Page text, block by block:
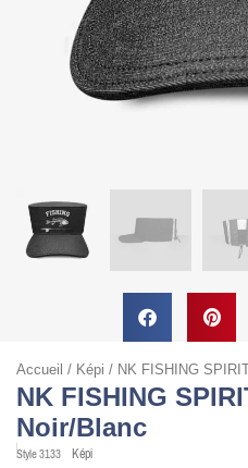
Accueil / Képi / NK FISHING
NK FISHING
Noir/blanc
Style3133 Képi